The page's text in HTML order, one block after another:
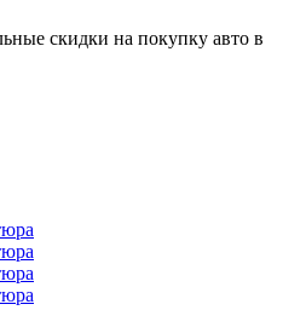
скидки на покупку авто в